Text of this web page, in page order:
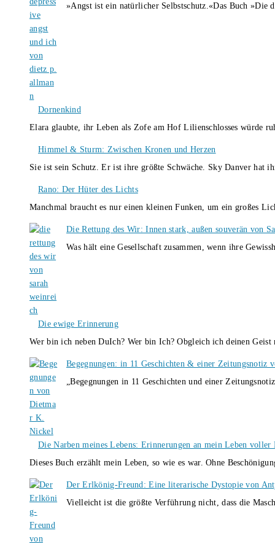
»Angst ist ein natürlicher Selbstschutz.«Das Buch
Dornenkind
Elara glaubte, ihr Leben als Zofe am Hof Lilienschlosses würde
Himmel & Sturm: Zwischen Kronen und Herzen
Sie ist sein Schutz. Er ist ihre größte Schwäche. Sky Danver
Rano: Der Hüter des Lichts
Manchmal braucht es nur einen kleinen Funken, um ein großes
Die Rettung des Wir: Innen stark, außen souverän von
Was hält eine Gesellschaft zusammen, wenn ihre
Die ewige Erinnerung
Wer bin ich neben DuIch? Wer bin Ich? Obgleich ich deinen
Begegnungen: in 11 Geschichten & einer Zeitungsnotiz
„Begegnungen in 11 Geschichten und einer
Die Narben meines Lebens: Erinnerungen an mein Leben
Dieses Buch erzählt mein Leben, so wie es war. Ohne
Der Erlkönig-Freund: Eine literarische Dystopie von
Vielleicht ist die größte Verführung nicht, dass die